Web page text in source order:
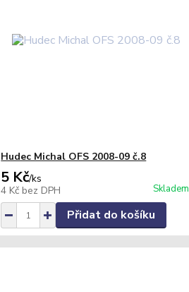
Hudec Michal OFS 2008-09 č.8
5 Kč/ks
4 Kč bez DPH Skladem
Přidat do košíku